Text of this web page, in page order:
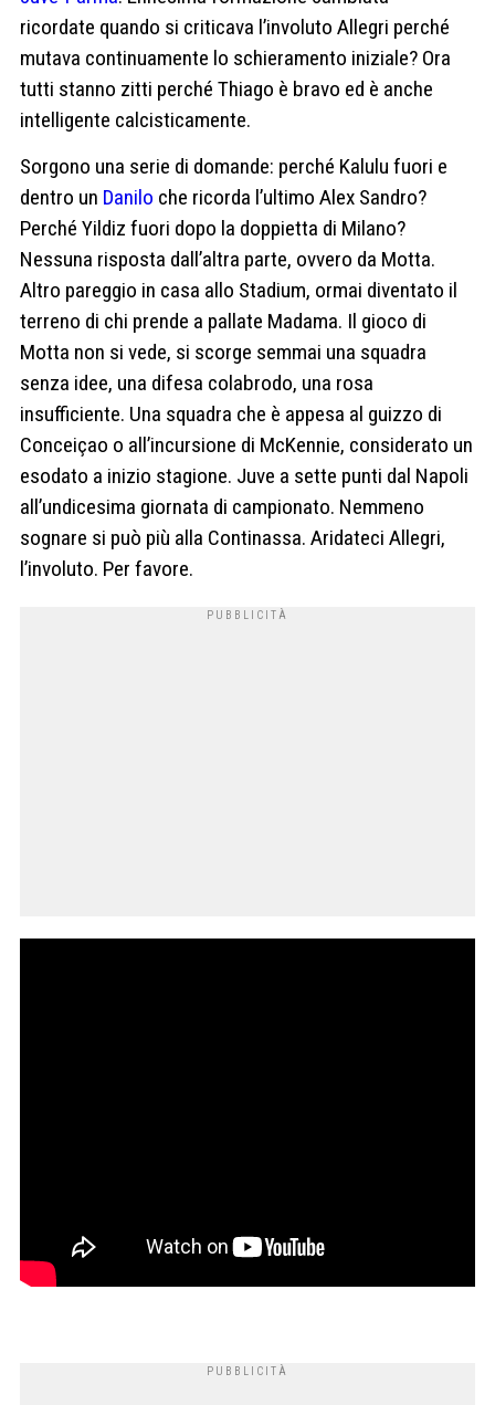
ricordate quando si criticava l’involuto Allegri perché
mutava continuamente lo schieramento iniziale? Ora
tutti stanno zitti perché Thiago è bravo ed è anche
intelligente calcisticamente.
Sorgono una serie di domande: perché Kalulu fuori e
dentro un Danilo che ricorda l’ultimo Alex Sandro?
Perché Yildiz fuori dopo la doppietta di Milano?
Nessuna risposta dall’altra parte, ovvero da Motta.
Altro pareggio in casa allo Stadium, ormai diventato il
terreno di chi prende a pallate Madama. Il gioco di
Motta non si vede, si scorge semmai una squadra
senza idee, una difesa colabrodo, una rosa
insufficiente. Una squadra che è appesa al guizzo di
Conceiçao o all’incursione di McKennie, considerato un
esodato a inizio stagione. Juve a sette punti dal Napoli
all’undicesima giornata di campionato. Nemmeno
sognare si può più alla Continassa. Aridateci Allegri,
l’involuto. Per favore.